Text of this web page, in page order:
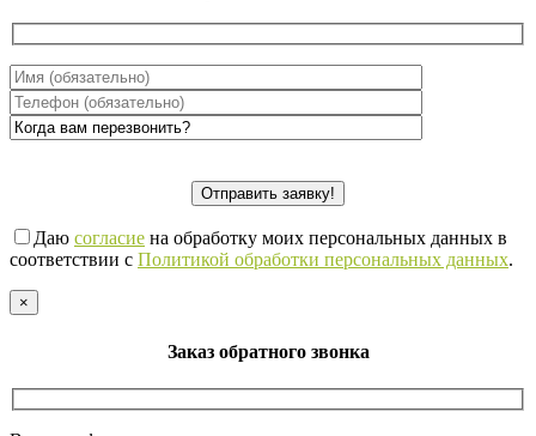
Даю согласие на обработку моих персональных данных в
соответствии с Политикой обработки персональных данных.
×
Заказ обратного звонка